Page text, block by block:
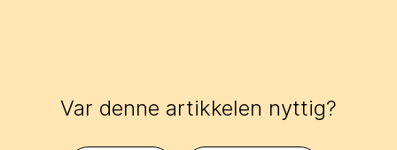
Var denne artikkelen nyttig?